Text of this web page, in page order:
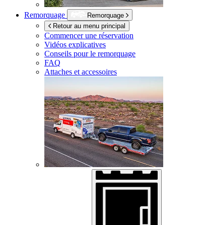
Remorquage
Remorquage
Retour au menu principal
Commencer une réservation
Vidéos explicatives
Conseils pour le remorquage
FAQ
Attaches et accessoires